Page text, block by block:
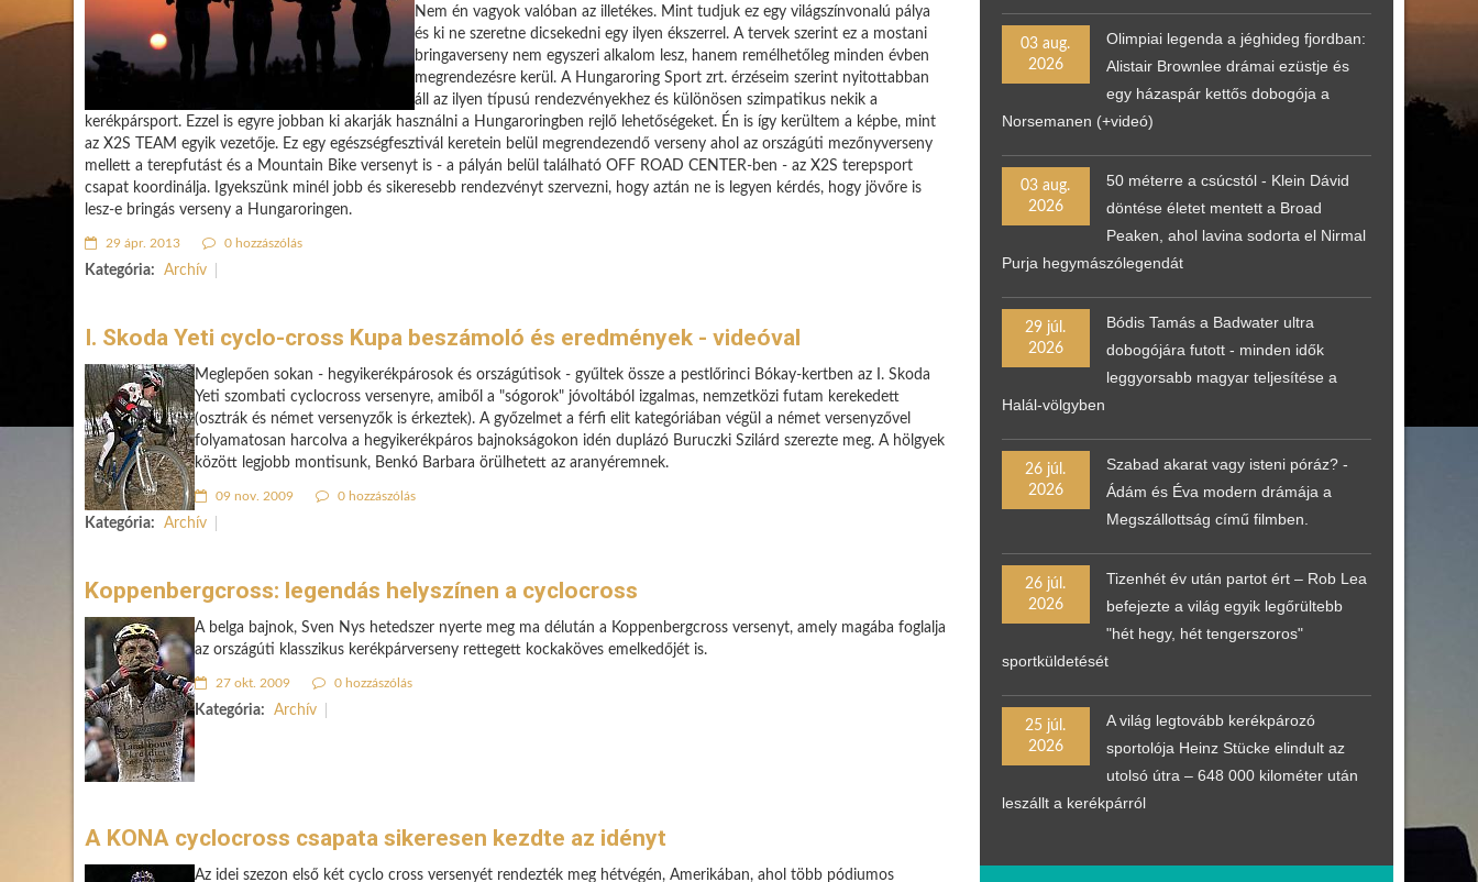
Nem én vagyok valóban az illetékes. Mint tudjuk ez egy világszínvonalú pálya
és ki ne szeretne dicsekedni egy ilyen ékszerrel. A tervek szerint ez a mostani
bringaverseny nem egyszeri alkalom lesz, hanem remélhetőleg minden évben
megrendezésre kerül. A Hungaroring Sport zrt. érzéseim szerint nyitottabban
áll az ilyen típusú rendezvényekhez és különösen szimpatikus nekik a
kerékpársport. Ezzel is egyre jobban ki akarják használni a Hungaroringben rejlő lehetőségeket. Én is így kerültem a képbe, mint
az X2S TEAM egyik vezetője. Ez egy egészségfesztivál keretein belül megrendezendő verseny ahol az országúti mezőnyverseny
mellett a terepfutást és a Mountain Bike versenyt is - a pályán belül található OFF ROAD CENTER-ben - az X2S terepsport
csapat koordinálja. Igyekszünk minél jobb és sikeresebb rendezvényt szervezni, hogy aztán ne is legyen kérdés, hogy jövőre is
lesz-e bringás verseny a Hungaroringen.
29 ápr. 2013 0 hozzászólás
Kategória: Archív
I. Skoda Yeti cyclo-cross Kupa beszámoló és eredmények - videóval
Meglepően sokan - hegyikerékpárosok és országútisok - gyűltek össze a pestlőrinci Bókay-kertben az I. Skoda
Yeti szombati cyclocross versenyre, amiből a "sógorok" jóvoltából izgalmas, nemzetközi futam kerekedett
(osztrák és német versenyzők is érkeztek). A győzelmet a férfi elit kategóriában végül a német versenyzővel
folyamatosan harcolva a hegyikerékpáros bajnokságokon idén duplázó Buruczki Szilárd szerezte meg. A hölgyek
között legjobb montisunk, Benkó Barbara örülhetett az aranyéremnek.
09 nov. 2009 0 hozzászólás
Kategória: Archív
Koppenbergcross: legendás helyszínen a cyclocross
A belga bajnok, Sven Nys hetedszer nyerte meg ma délután a Koppenbergcross versenyt, amely magába foglalja
az országúti klasszikus kerékpárverseny rettegett kockaköves emelkedőjét is.
27 okt. 2009 0 hozzászólás
Kategória: Archív
A KONA cyclocross csapata sikeresen kezdte az idényt
Az idei szezon első két cyclo cross versenyét rendezték meg hétvégén, Amerikában, ahol több pódiumos
03 aug.
2026
Olimpiai legenda a jéghideg fjordban:
Alistair Brownlee drámai ezüstje és
egy házaspár kettős dobogója a
Norsemanen (+videó)
03 aug.
2026
50 méterre a csúcstól - Klein Dávid
döntése életet mentett a Broad
Peaken, ahol lavina sodorta el Nirmal
Purja hegymászólegendát
29 júl.
2026
Bódis Tamás a Badwater ultra
dobogójára futott - minden idők
leggyorsabb magyar teljesítése a
Halál-völgyben
26 júl.
2026
Szabad akarat vagy isteni póráz? -
Ádám és Éva modern drámája a
Megszállottság című filmben.
26 júl.
2026
Tizenhét év után partot ért – Rob Lea
befejezte a világ egyik legőrültebb
"hét hegy, hét tengerszoros"
sportküldetését
25 júl.
2026
A világ legtovább kerékpározó
sportolója Heinz Stücke elindult az
utolsó útra – 648 000 kilométer után
leszállt a kerékpárról